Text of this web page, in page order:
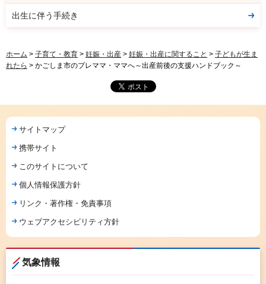
出生に伴う手続き
ホーム > 子育て・教育 > 妊娠・出産 > 妊娠・出産に関すること > 子どもが生ま
れたら > かごしま市のプレママ・ママへ～出産前後の支援ハンドブック～
サイトマップ
携帯サイト
このサイトについて
個人情報保護方針
リンク・著作権・免責事項
ウェブアクセシビリティ方針
気象情報